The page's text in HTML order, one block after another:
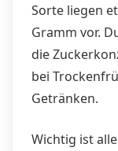
Sorte liegen
Gramm vor.
die
bei
Getränken.
Wichtig ist